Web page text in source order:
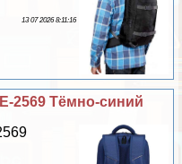
13 07 2026 8:11:16
2569 Тёмно-синий